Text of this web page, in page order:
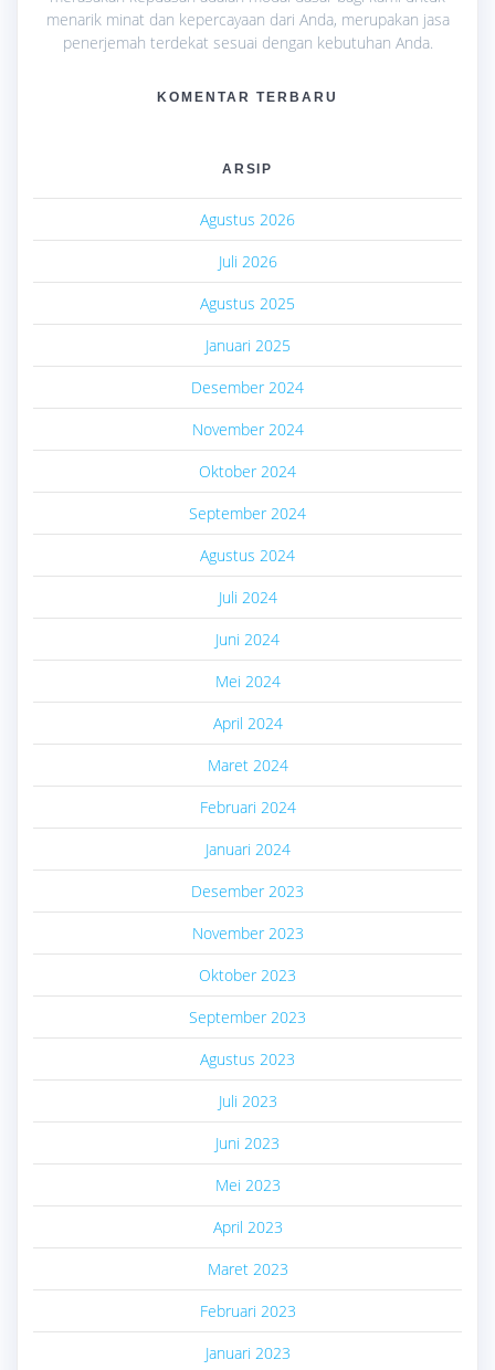
menarik minat dan kepercayaan dari Anda, merupakan jasa
penerjemah terdekat sesuai dengan kebutuhan Anda.
KOMENTAR TERBARU
ARSIP
Agustus 2026
Juli 2026
Agustus 2025
Januari 2025
Desember 2024
November 2024
Oktober 2024
September 2024
Agustus 2024
Juli 2024
Juni 2024
Mei 2024
April 2024
Maret 2024
Februari 2024
Januari 2024
Desember 2023
November 2023
Oktober 2023
September 2023
Agustus 2023
Juli 2023
Juni 2023
Mei 2023
April 2023
Maret 2023
Februari 2023
Januari 2023